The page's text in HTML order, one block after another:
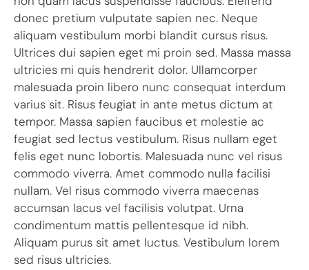
donec pretium vulputate sapien nec. Neque
aliquam vestibulum morbi blandit cursus risus.
Ultrices dui sapien eget mi proin sed. Massa massa
ultricies mi quis hendrerit dolor. Ullamcorper
malesuada proin libero nunc consequat interdum
varius sit. Risus feugiat in ante metus dictum at
tempor. Massa sapien faucibus et molestie ac
feugiat sed lectus vestibulum. Risus nullam eget
felis eget nunc lobortis. Malesuada nunc vel risus
commodo viverra. Amet commodo nulla facilisi
nullam. Vel risus commodo viverra maecenas
accumsan lacus vel facilisis volutpat. Urna
condimentum mattis pellentesque id nibh.
Aliquam purus sit amet luctus. Vestibulum lorem
sed risus ultricies.